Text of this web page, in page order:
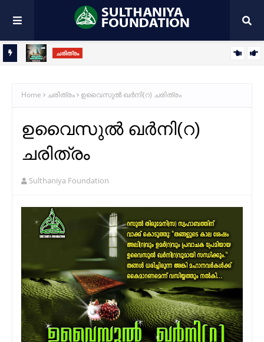
ചരിത്രം
Home ചരിത്രം ഉവൈസുല്‍ ഖര്‍നി(റ) ചരിത്രം
ഉവൈസുല്‍ ഖര്‍നി(റ)
ചരിത്രം
Sulthaniya Foundation